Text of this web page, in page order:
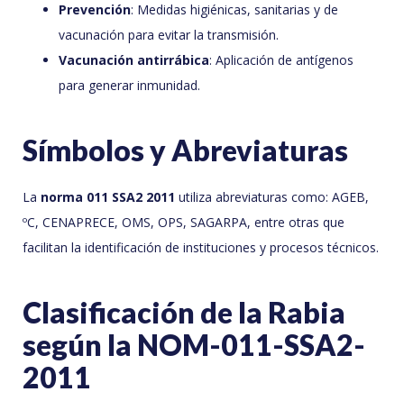
Prevención: Medidas higiénicas, sanitarias y de
vacunación para evitar la transmisión.
Vacunación antirrábica: Aplicación de antígenos
para generar inmunidad.
Símbolos y Abreviaturas
La norma 011 SSA2 2011 utiliza abreviaturas como: AGEB,
ºC, CENAPRECE, OMS, OPS, SAGARPA, entre otras que
facilitan la identificación de instituciones y procesos técnicos.
Clasificación de la Rabia
según la NOM-011-SSA2-
2011